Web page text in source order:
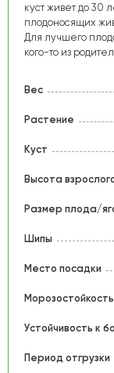
куст живет до 30
плодоносящих
Для лучшего
кого-то из
Вес
Растение
Куст
Высота
Размер плода/
Шипы
Место посадки
Морозостойкость
Устойчивость к
Период отгрузки